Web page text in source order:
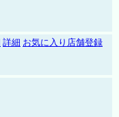
詳細 お気に入り店舗登録